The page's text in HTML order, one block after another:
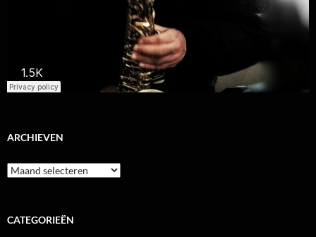
ARCHIEVEN
Archieven
CATEGORIEËN